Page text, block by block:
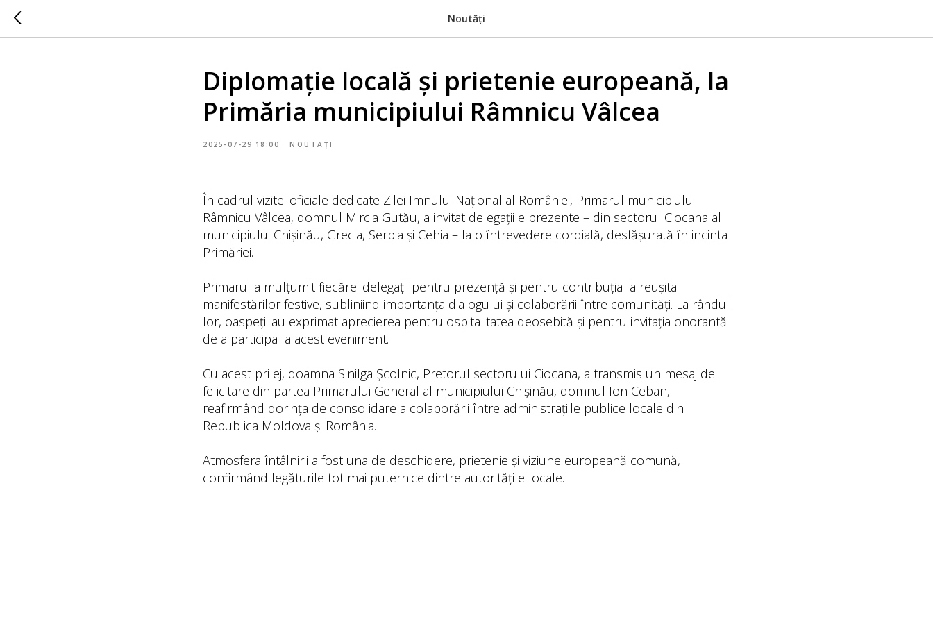
Noutăți
Diplomație locală și prietenie europeană, la
Primăria municipiului Râmnicu Vâlcea
2025-07-29 18:00 NOUTAȚI
În cadrul vizitei oficiale dedicate Zilei Imnului Național al României, Primarul municipiului
Râmnicu Vâlcea, domnul Mircia Gutău, a invitat delegațiile prezente – din sectorul Ciocana al
municipiului Chișinău, Grecia, Serbia și Cehia – la o întrevedere cordială, desfășurată în incinta
Primăriei.
Primarul a mulțumit fiecărei delegații pentru prezență și pentru contribuția la reușita
manifestărilor festive, subliniind importanța dialogului și colaborării între comunități. La rândul
lor, oaspeții au exprimat aprecierea pentru ospitalitatea deosebită și pentru invitația onorantă
de a participa la acest eveniment.
Cu acest prilej, doamna Sinilga Școlnic, Pretorul sectorului Ciocana, a transmis un mesaj de
felicitare din partea Primarului General al municipiului Chișinău, domnul Ion Ceban,
reafirmând dorința de consolidare a colaborării între administrațiile publice locale din
Republica Moldova și România.
Atmosfera întâlnirii a fost una de deschidere, prietenie și viziune europeană comună,
confirmând legăturile tot mai puternice dintre autoritățile locale.